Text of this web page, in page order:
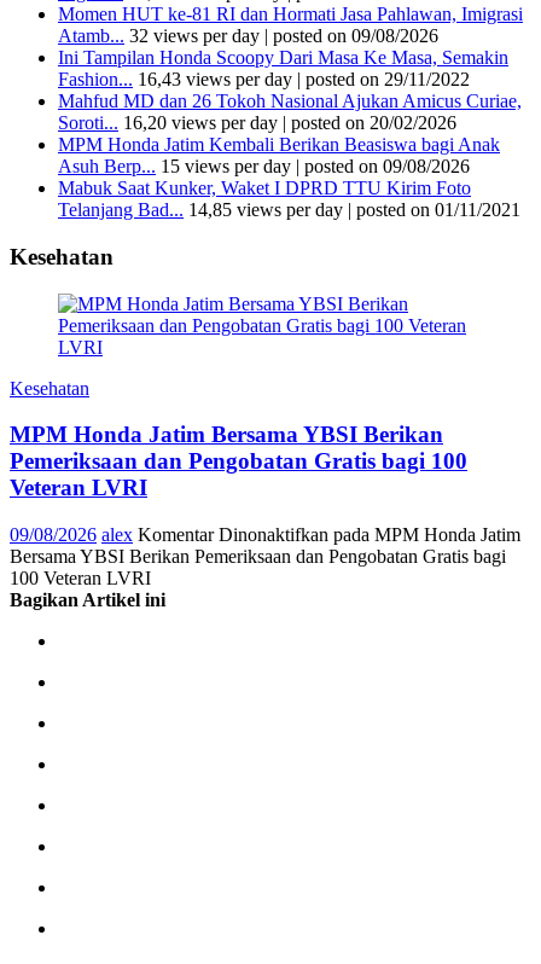
Momen HUT ke-81 RI dan Hormati Jasa Pahlawan, Imigrasi
Atamb... 32 views per day | posted on 09/08/2026
Ini Tampilan Honda Scoopy Dari Masa Ke Masa, Semakin
Fashion... 16,43 views per day | posted on 29/11/2022
Mahfud MD dan 26 Tokoh Nasional Ajukan Amicus Curiae,
Soroti... 16,20 views per day | posted on 20/02/2026
MPM Honda Jatim Kembali Berikan Beasiswa bagi Anak
Asuh Berp... 15 views per day | posted on 09/08/2026
Mabuk Saat Kunker, Waket I DPRD TTU Kirim Foto
Telanjang Bad... 14,85 views per day | posted on 01/11/2021
Kesehatan
Kesehatan
MPM Honda Jatim Bersama YBSI Berikan
Pemeriksaan dan Pengobatan Gratis bagi 100
Veteran LVRI
09/08/2026 alex Komentar Dinonaktifkan pada MPM Honda Jatim
Bersama YBSI Berikan Pemeriksaan dan Pengobatan Gratis bagi
100 Veteran LVRI
Bagikan Artikel ini